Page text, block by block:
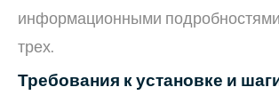
информационными
трех.
Требования к установке и